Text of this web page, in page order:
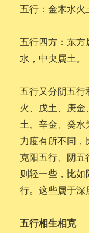
五行：金木水火
五行四方：东
水，中央属土。
五行又分阴五
火、戊土、庚
土、辛金、癸
力度有所不同
克阳五行、阴
则轻一些，比
行。这些属于深
五行相生相克